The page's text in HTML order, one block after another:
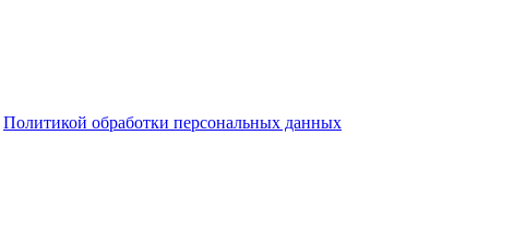
Политикой обработки персональных данных